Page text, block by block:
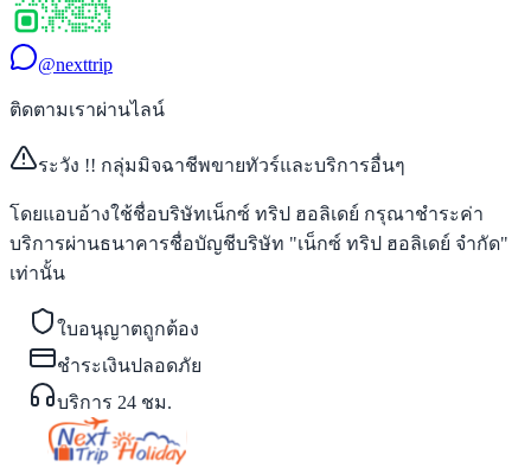
@nexttrip
ติดตามเราผ่านไลน์
ระวัง !! กลุ่มมิจฉาชีพขายทัวร์และบริการอื่นๆ
โดยแอบอ้างใช้ชื่อบริษัทเน็กซ์ ทริป ฮอลิเดย์ กรุณาชำระค่า
บริการผ่านธนาคารชื่อบัญชีบริษัท "เน็กซ์ ทริป ฮอลิเดย์ จำกัด"
เท่านั้น
ใบอนุญาตถูกต้อง
ชำระเงินปลอดภัย
บริการ 24 ชม.